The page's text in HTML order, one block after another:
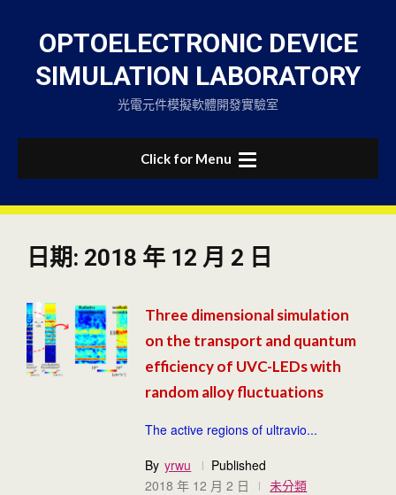
content
OPTOELECTRONIC DEVICE
SIMULATION LABORATORY
光電元件模擬軟體開發實驗室
Click for Menu
日期: 2018 年 12 月 2 日
Three dimensional simulation
on the transport and quantum
efficiency of UVC-LEDs with
random alloy fluctuations
The active regions of ultravio...
By yrwu
Published
2018 年 12 月 2 日
未分類